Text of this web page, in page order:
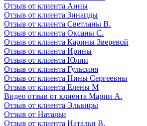
Отзыв от клиента Анны
Отзыв от клиента Зинаиды
Отзыв от клиента Светланы В.
Отзыв от клиента Оксаны С.
Отзыв от клиента Карины Зверевой
Отзыв от клиента Ирины
Отзыв от клиента Юлии
Отзыв от клиента Гульсиня
Отзыв от клиента Нины Сергеевны
Отзыв от клиента Елены М
Видео отзыв от клиента Марии А.
Отзыв от клиента Эльвиры
Отзыв от Натальи
Отзыв от клиента Натальи В.